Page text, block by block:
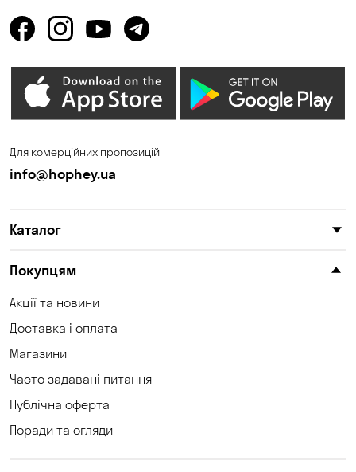
Горенка
Зазим’є Запоріжжя
Кам'яні Потоки
Котівка
Кошари
Крюківщина
Для комерційних пропозицій
info@hophey.ua
Каталог
Покупцям
Акції та новини
Доставка і оплата
Магазини
Часто задавані питання
Публічна оферта
Поради та огляди